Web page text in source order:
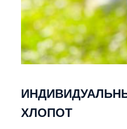
ХЛОПОТ